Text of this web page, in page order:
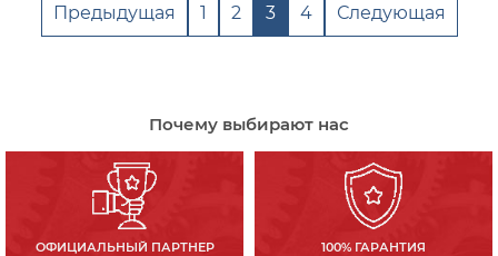
Предыдущая 1 2 3 4 Следующая
Почему выбирают нас
ОФИЦИАЛЬНЫЙ ПАРТНЕР 100% ГАРАНТИЯ